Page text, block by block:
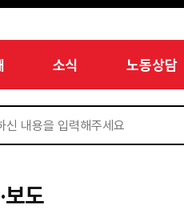
소식 노동상담
보도